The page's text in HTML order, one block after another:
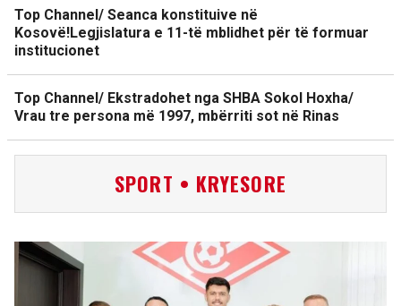
Top Channel/ Seanca konstituive në
Kosovë!Legjislatura e 11-të mblidhet për të formuar
institucionet
Top Channel/ Ekstradohet nga SHBA Sokol Hoxha/
Vrau tre persona më 1997, mbërriti sot në Rinas
SPORT • KRYESORE